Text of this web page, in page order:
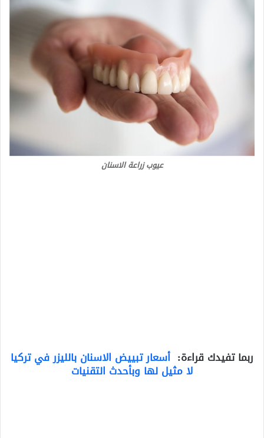
عيوب زراعة الاسنان
ربما تفيدك قراءة: أسعار تبييض الاسنان بالليزر في تركيا
لا مثيل لها وبأحدث التقنيات